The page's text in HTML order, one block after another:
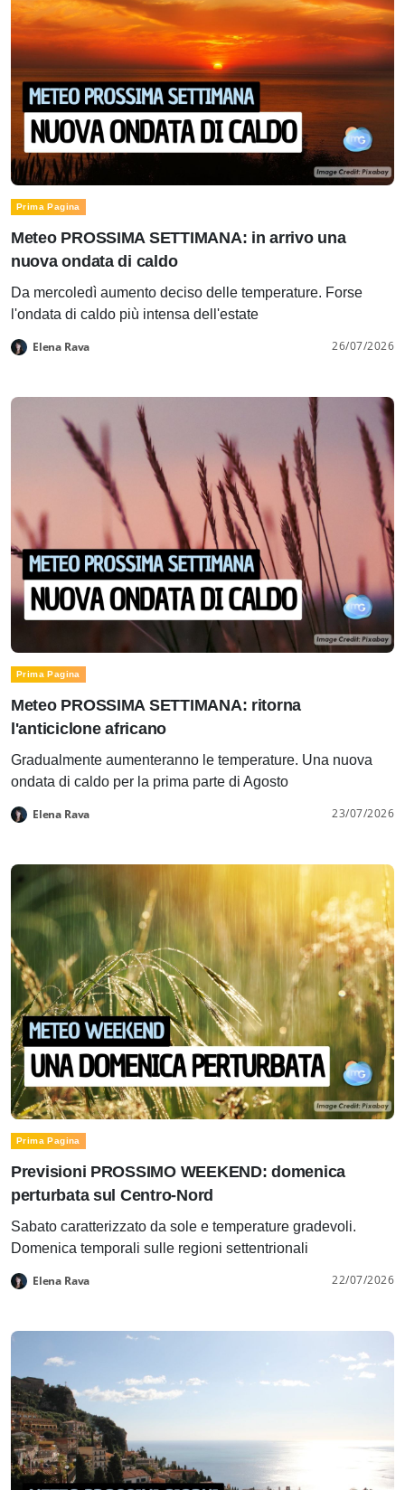
Prima Pagina
Meteo PROSSIMA SETTIMANA: in arrivo una
nuova ondata di caldo
Da mercoledì aumento deciso delle temperature. Forse
l'ondata di caldo più intensa dell'estate
Elena Rava 26/07/2026
Prima Pagina
Meteo PROSSIMA SETTIMANA: ritorna
l'anticiclone africano
Gradualmente aumenteranno le temperature. Una nuova
ondata di caldo per la prima parte di Agosto
Elena Rava 23/07/2026
Prima Pagina
Previsioni PROSSIMO WEEKEND: domenica
perturbata sul Centro-Nord
Sabato caratterizzato da sole e temperature gradevoli.
Domenica temporali sulle regioni settentrionali
Elena Rava 22/07/2026